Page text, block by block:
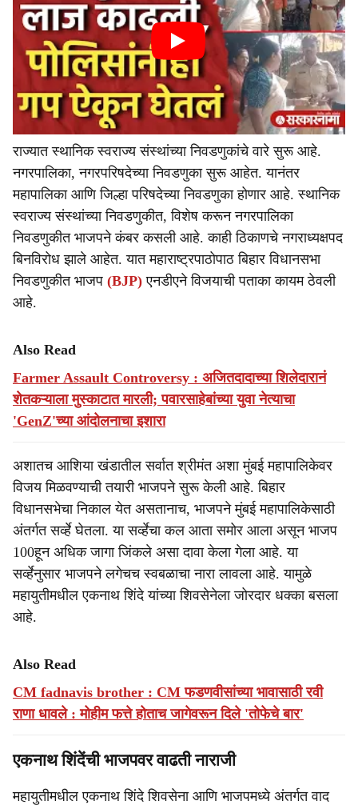
राज्यात स्थानिक स्वराज्य संस्थांच्या निवडणुकांचे वारे सुरू आहे.
नगरपालिका, नगरपरिषदेच्या निवडणुका सुरू आहेत. यानंतर
महापालिका आणि जिल्हा परिषदेच्या निवडणुका होणार आहे. स्थानिक
स्वराज्य संस्थांच्या निवडणुकीत, विशेष करून नगरपालिका
निवडणुकीत भाजपने कंबर कसली आहे. काही ठिकाणचे नगराध्यक्षपद
बिनविरोध झाले आहेत. यात महाराष्ट्रपाठोपाठ बिहार विधानसभा
निवडणुकीत भाजप (BJP) एनडीएने विजयाची पताका कायम ठेवली
आहे.
Also Read
Farmer Assault Controversy : अजितदादाच्या शिलेदारानं
शेतकऱ्याला मुस्काटात मारली; पवारसाहेबांच्या युवा नेत्याचा
'GenZ'च्या आंदोलनाचा इशारा
अशातच आशिया खंडातील सर्वात श्रीमंत अशा मुंबई महापालिकेवर
विजय मिळवण्याची तयारी भाजपने सुरू केली आहे. बिहार
विधानसभेचा निकाल येत असतानाच, भाजपने मुंबई महापालिकेसाठी
अंतर्गत सर्व्हे घेतला. या सर्व्हेचा कल आता समोर आला असून भाजप
100हून अधिक जागा जिंकले असा दावा केला गेला आहे. या
सर्व्हेनुसार भाजपने लगेचच स्वबळाचा नारा लावला आहे. यामुळे
महायुतीमधील एकनाथ शिंदे यांच्या शिवसेनेला जोरदार धक्का बसला
आहे.
Also Read
CM fadnavis brother : CM फडणवीसांच्या भावासाठी रवी
राणा धावले : मोहीम फत्ते होताच जागेवरून दिले 'तोफेचे बार'
एकनाथ शिंदेंची भाजपवर वाढती नाराजी
महायुतीमधील एकनाथ शिंदे शिवसेना आणि भाजपमध्ये अंतर्गत वाद